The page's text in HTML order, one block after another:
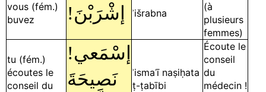
vous (fém.)
buvez
!إشْرَبْنَ ʾišrabna
(à
plusieurs
femmes)
tu (fém.)
écoutes le
conseil du
!إسْمَعي
نَصيحَةَ
ʾismaʿī naṣiḥata
ṭ-ṭabībi
Écoute le
conseil
du
médecin !